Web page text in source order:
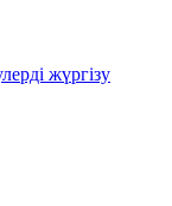
жүргізу